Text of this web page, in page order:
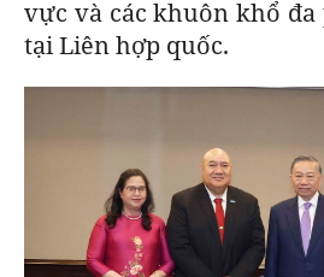
vực và các khuôn khổ
tại Liên hợp quốc.